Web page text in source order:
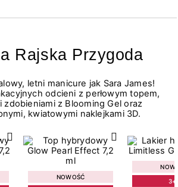
Rajska Przygoda
letni manicure jak Sara James!
odcieni z perłowym topem,
z Blooming Gel oraz
kwiatowymi naklejkami 3D.
NOWOŚĆ